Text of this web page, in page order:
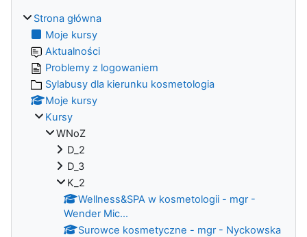
Strona główna
Moje kursy
Aktualności
Problemy z logowaniem
Sylabusy dla kierunku kosmetologia
Moje kursy
Kursy
WNoZ
D_2
D_3
K_2
Wellness&SPA w kosmetologii - mgr -
Wender Mic...
Surowce kosmetyczne - mgr - Nyckowska